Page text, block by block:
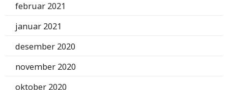
februar 2021
januar 2021
desember 2020
november 2020
oktober 2020